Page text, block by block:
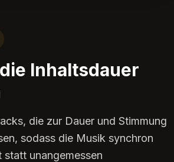
Inhaltsdauer
die zur Dauer und Stimmung
sodass die Musik synchron
unangemessen